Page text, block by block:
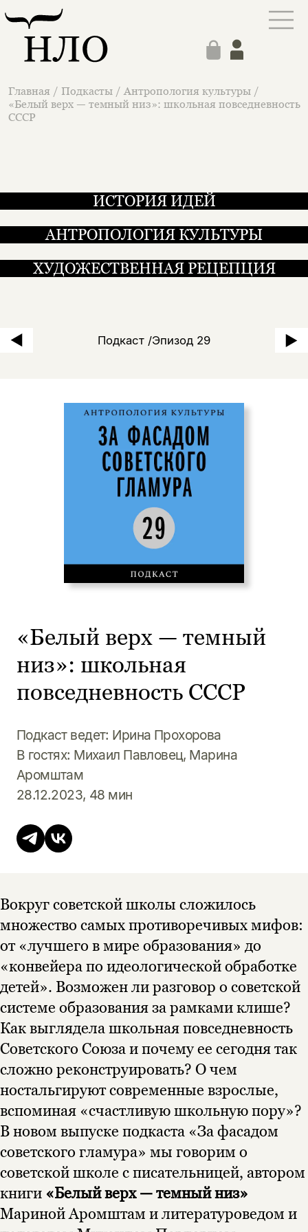
Главная / Подкасты / Антропология культуры /
«Белый верх — темный низ»: школьная повседневность
СССР
ИСТОРИЯ ИДЕЙ
АНТРОПОЛОГИЯ КУЛЬТУРЫ
ХУДОЖЕСТВЕННАЯ РЕЦЕПЦИЯ
Подкаст /Эпизод 29
«Белый верх — темный
низ»: школьная
повседневность СССР
Подкаст ведет: Ирина Прохорова
В гостях: Михаил Павловец, Марина
Аромштам
28.12.2023, 48 мин
Вокруг советской школы сложилось
множество самых противоречивых мифов:
от «лучшего в мире образования» до
«конвейера по идеологической обработке
детей». Возможен ли разговор о советской
системе образования за рамками клише?
Как выглядела школьная повседневность
Советского Союза и почему ее сегодня так
сложно реконструировать? О чем
ностальгируют современные взрослые,
вспоминая «счастливую школьную пору»?
В новом выпуске подкаста «За фасадом
советского гламура» мы говорим о
советской школе с писательницей, автором
книги «Белый верх — темный низ»
Мариной Аромштам и литературоведом и
Подписка на рассылку
Раз в неделю мы отправляем рассылку
о книгах и событиях «НЛО».
За подписку дарим промокод на
скидку 15%
Этой книги временно
нет в продаже.
Вы можете подписаться на
уведомления, и при поступлении книги
на склад получить письмо на указанный
электронный адрес.
Эта книга
не предназначена для